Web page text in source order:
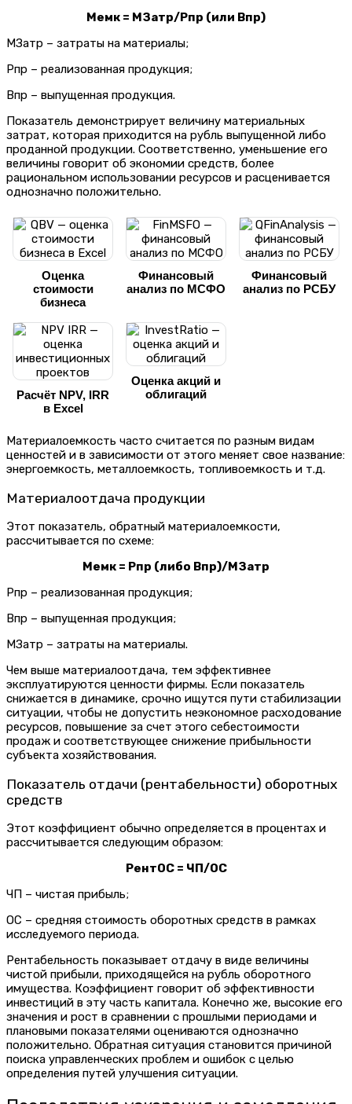
Мемк = МЗатр/Рпр (или Впр)
МЗатр – затраты на материалы;
Рпр – реализованная продукция;
Впр – выпущенная продукция.
Показатель демонстрирует величину материальных
затрат, которая приходится на рубль выпущенной либо
проданной продукции. Соответственно, уменьшение его
величины говорит об экономии средств, более
рациональном использовании ресурсов и расценивается
однозначно положительно.
Оценка
стоимости
бизнеса
Финансовый
анализ по МСФО
Финансовый
анализ по РСБУ
Расчёт NPV, IRR
в Excel
Оценка акций и
облигаций
Материалоемкость часто считается по разным видам
ценностей и в зависимости от этого меняет свое название:
энергоемкость, металлоемкость, топливоемкость и т.д.
Материалоотдача продукции
Этот показатель, обратный материалоемкости,
рассчитывается по схеме:
Мемк = Рпр (либо Впр)/МЗатр
Рпр – реализованная продукция;
Впр – выпущенная продукция;
МЗатр – затраты на материалы.
Чем выше материалоотдача, тем эффективнее
эксплуатируются ценности фирмы. Если показатель
снижается в динамике, срочно ищутся пути стабилизации
ситуации, чтобы не допустить неэкономное расходование
ресурсов, повышение за счет этого себестоимости
продаж и соответствующее снижение прибыльности
субъекта хозяйствования.
Показатель отдачи (рентабельности) оборотных
средств
Этот коэффициент обычно определяется в процентах и
рассчитывается следующим образом:
РентОС = ЧП/ОС
ЧП – чистая прибыль;
ОС – средняя стоимость оборотных средств в рамках
исследуемого периода.
Рентабельность показывает отдачу в виде величины
чистой прибыли, приходящейся на рубль оборотного
имущества. Коэффициент говорит об эффективности
инвестиций в эту часть капитала. Конечно же, высокие его
значения и рост в сравнении с прошлыми периодами и
плановыми показателями оцениваются однозначно
положительно. Обратная ситуация становится причиной
поиска управленческих проблем и ошибок с целью
определения путей улучшения ситуации.